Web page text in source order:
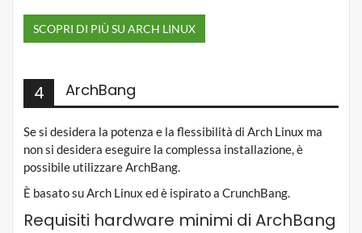
SCOPRI DI PIÙ SU ARCH LINUX
4 ArchBang
Se si desidera la potenza e la flessibilità di Arch Linux ma
non si desidera eseguire la complessa installazione, è
possibile utilizzare ArchBang.
È basato su Arch Linux ed è ispirato a CrunchBang.
Requisiti hardware minimi di ArchBang